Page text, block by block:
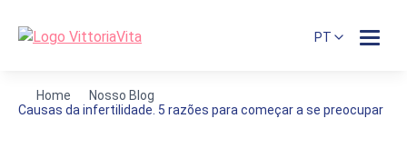
PT
Home
Nosso Blog
Causas da infertilidade. 5 razões para começar a se preocupar